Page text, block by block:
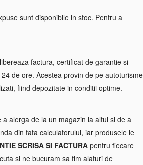
sunt disponibile in stoc. Pentru a
factura, certificat de garantie si
de ore. Acestea provin de pe autoturisme
fiind depozitate in conditii optime.
alerga de la un magazin la altul si de a
din fata calculatorului, iar produsele le
SCRISA SI FACTURApentru fiecare
si ne bucuram sa fim alaturi de